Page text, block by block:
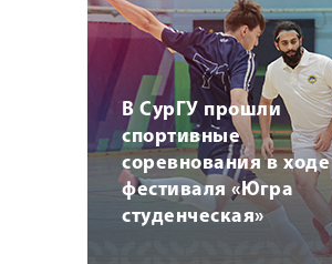
В СурГУ прошли
спортивные
соревнования в ходе
фестиваля «Югра
студенческая»